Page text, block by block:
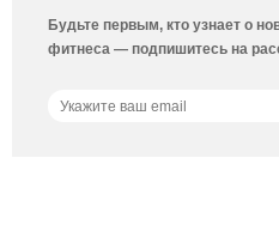
Будьте первым, кто узнает о
фитнеса — подпишитесь на